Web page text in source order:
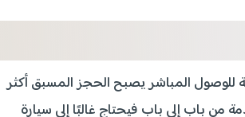
للوصول المباشر يصبح الحجز المسبق أكثر
من باب إلى باب فيحتاج غالبًا إلى سيارة